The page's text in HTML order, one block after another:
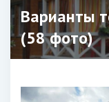
Варианты
(58 фото)